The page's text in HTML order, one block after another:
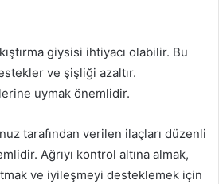
giysisi ihtiyacı olabilir. Bu
ve şişliği azaltır.
uymak önemlidir.
tarafından verilen ilaçları düzenli
Ağrıyı kontrol altına almak,
ve iyileşmeyi desteklemek için